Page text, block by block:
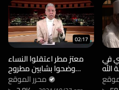
02:17
معتز مطر اعتقلوا النساء
وضحوا بشابين مطروح
على صفيح ساخن نريد
محرر الموقع
في
الله